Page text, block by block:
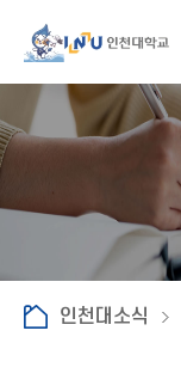
인천대소식